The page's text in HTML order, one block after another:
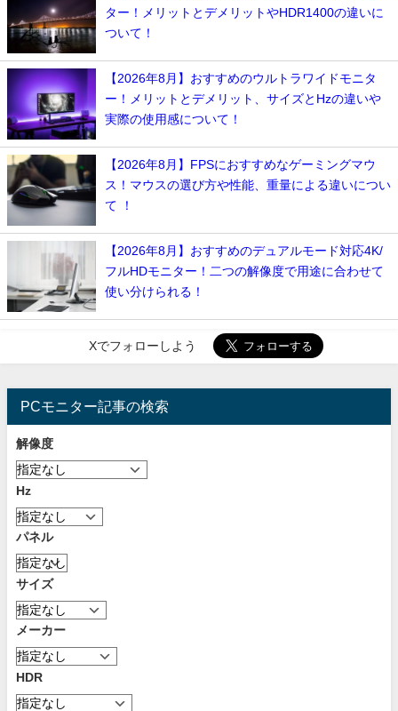
ター！メリットとデメリットやHDR1400の違いに
ついて！
【2026年8月】おすすめのウルトラワイドモニタ
ー！メリットとデメリット、サイズとHzの違いや
実際の使用感について！
【2026年8月】FPSにおすすめなゲーミングマウ
ス！マウスの選び方や性能、重量による違いについ
て ！
【2026年8月】おすすめのデュアルモード対応4K/
フルHDモニター！二つの解像度で用途に合わせて
使い分けられる！
Xでフォローしよう
PCモニター記事の検索
解像度
Hz
パネル
サイズ
メーカー
HDR